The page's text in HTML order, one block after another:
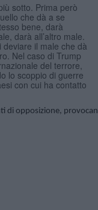
sotto. Prima però
che dà a se
bene, darà
darà all’altro male.
il male che dà
Nel caso di Trump
del terrore,
lo scoppio di guerre
con cui ha contatto
di opposizione,